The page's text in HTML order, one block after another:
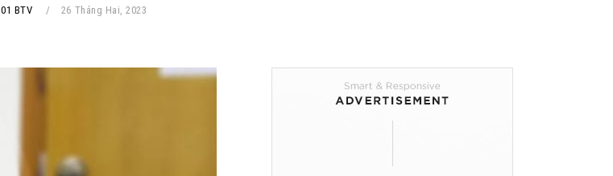
01 BTV 26 Tháng Hai, 2023